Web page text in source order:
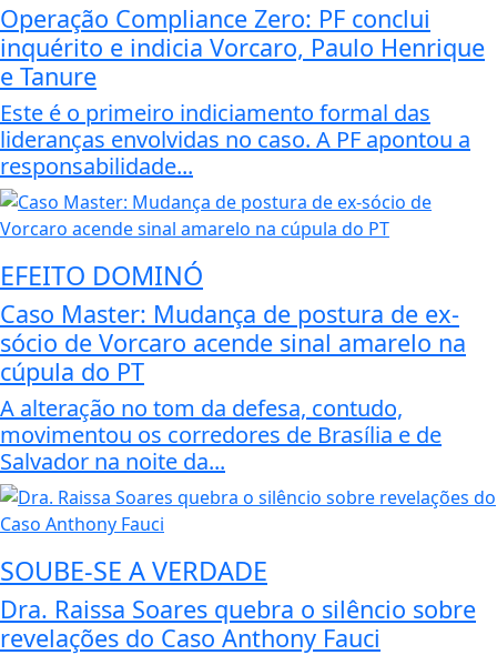
Operação Compliance Zero: PF conclui
inquérito e indicia Vorcaro, Paulo Henrique
e Tanure
Este é o primeiro indiciamento formal das
lideranças envolvidas no caso. A PF apontou a
responsabilidade...
EFEITO DOMINÓ
Caso Master: Mudança de postura de ex-
sócio de Vorcaro acende sinal amarelo na
cúpula do PT
A alteração no tom da defesa, contudo,
movimentou os corredores de Brasília e de
Salvador na noite da...
SOUBE-SE A VERDADE
Dra. Raissa Soares quebra o silêncio sobre
revelações do Caso Anthony Fauci